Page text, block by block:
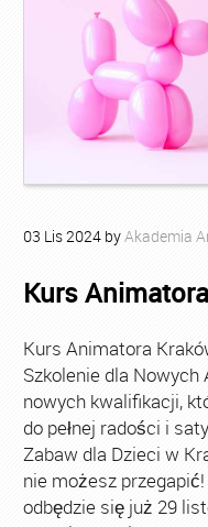
03 Lis2024 byAkademia
Kurs
Kurs Animatora
Szkolenie dla
nowych kwalifikacji,
do pełnej radości i
Zabaw dla Dzieci w
nie możesz
odbędzie się już 29